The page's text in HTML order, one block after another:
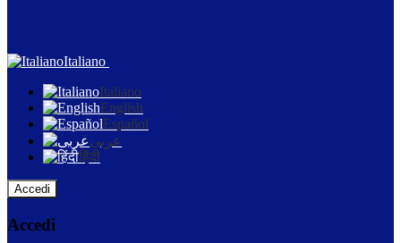
Italiano
Italiano
English
Español
عربى
हिंदी
Accedi
Accedi